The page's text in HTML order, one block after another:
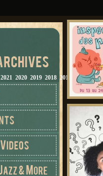
2021 2020 2019 2018 2017 2016 2015